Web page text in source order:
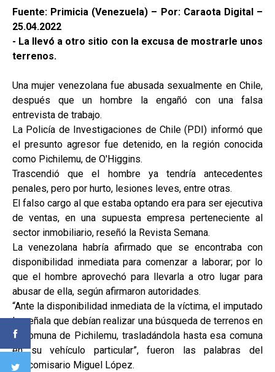
Fuente: Primicia (Venezuela) – Por: Caraota Digital –
25.04.2022
- La llevó a otro sitio con la excusa de mostrarle unos
terrenos.
Una mujer venezolana fue abusada sexualmente en Chile,
después que un hombre la engañó con una falsa
entrevista de trabajo.
La Policía de Investigaciones de Chile (PDI) informó que
el presunto agresor fue detenido, en la región conocida
como Pichilemu, de O'Higgins.
Trascendió que el hombre ya tendría antecedentes
penales, pero por hurto, lesiones leves, entre otras.
El falso cargo al que estaba optando era para ser ejecutiva
de ventas, en una supuesta empresa perteneciente al
sector inmobiliario, reseñó la Revista Semana.
La venezolana habría afirmado que se encontraba con
disponibilidad inmediata para comenzar a laborar; por lo
que el hombre aprovechó para llevarla a otro lugar para
abusar de ella, según afirmaron autoridades.
“Ante la disponibilidad inmediata de la víctima, el imputado
le señala que debían realizar una búsqueda de terrenos en
la comuna de Pichilemu, trasladándola hasta esa comuna
en su vehículo particular”, fueron las palabras del
subcomisario Miguel López.